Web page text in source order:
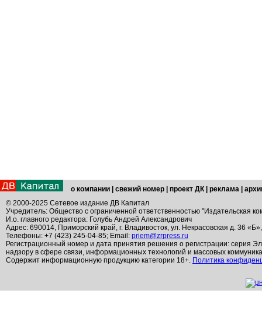
о компании свежий номер проект ДК реклама
© 2000-2025 Сетевое издание ДВ Капитал
Учредитель: Общество с ограниченной ответственностью "Издательская
И.о. главного редактора: Голубь Андрей Александрович
Адрес: 690014, Приморский край, г. Владивосток, ул. Некрасовская д. 36
Телефоны: +7 (423) 245-04-85; Email: priem@zrpress.ru
Регистрационный номер и дата принятия решения о регистрации: серия
надзору в сфере связи, информационных технологий и массовых
Содержит информационную продукцию категории 18+. Политика